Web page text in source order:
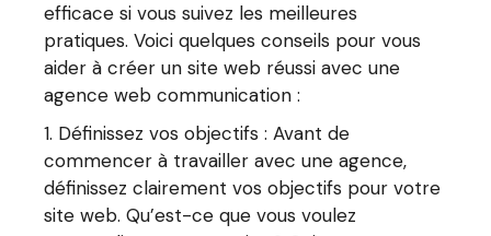
efficace si vous suivez les meilleures
pratiques. Voici quelques conseils pour vous
aider à créer un site web réussi avec une
agence web communication :
Définissez vos objectifs : Avant de
commencer à travailler avec une agence,
définissez clairement vos objectifs pour votre
site web. Qu’est-ce que vous voulez